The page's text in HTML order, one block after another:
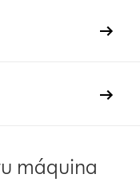
máquina